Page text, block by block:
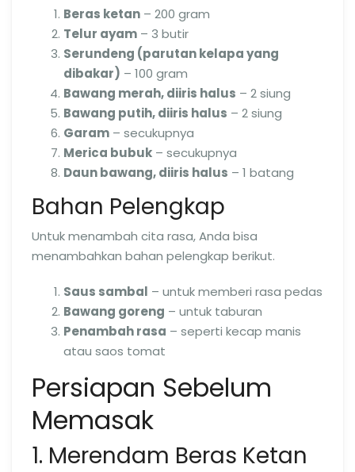
Beras ketan – 200 gram
Telur ayam – 3 butir
Serundeng (parutan kelapa yang
dibakar) – 100 gram
Bawang merah, diiris halus – 2 siung
Bawang putih, diiris halus – 2 siung
Garam – secukupnya
Merica bubuk – secukupnya
Daun bawang, diiris halus – 1 batang
Bahan Pelengkap
Untuk menambah cita rasa, Anda bisa
menambahkan bahan pelengkap berikut.
Saus sambal – untuk memberi rasa pedas
Bawang goreng – untuk taburan
Penambah rasa – seperti kecap manis
atau saos tomat
Persiapan Sebelum
Memasak
1. Merendam Beras Ketan